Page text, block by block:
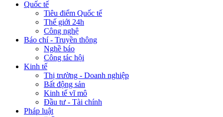
Quốc tế
Tiêu điểm Quốc tế
Thế giới 24h
Công nghệ
Báo chí - Truyền thông
Nghề báo
Công tác hội
Kinh tế
Thị trường - Doanh nghiệp
Bất động sản
Kinh tế vĩ mô
Đầu tư - Tài chính
Pháp luật